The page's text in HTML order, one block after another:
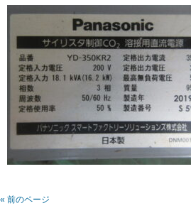
« 前のページ